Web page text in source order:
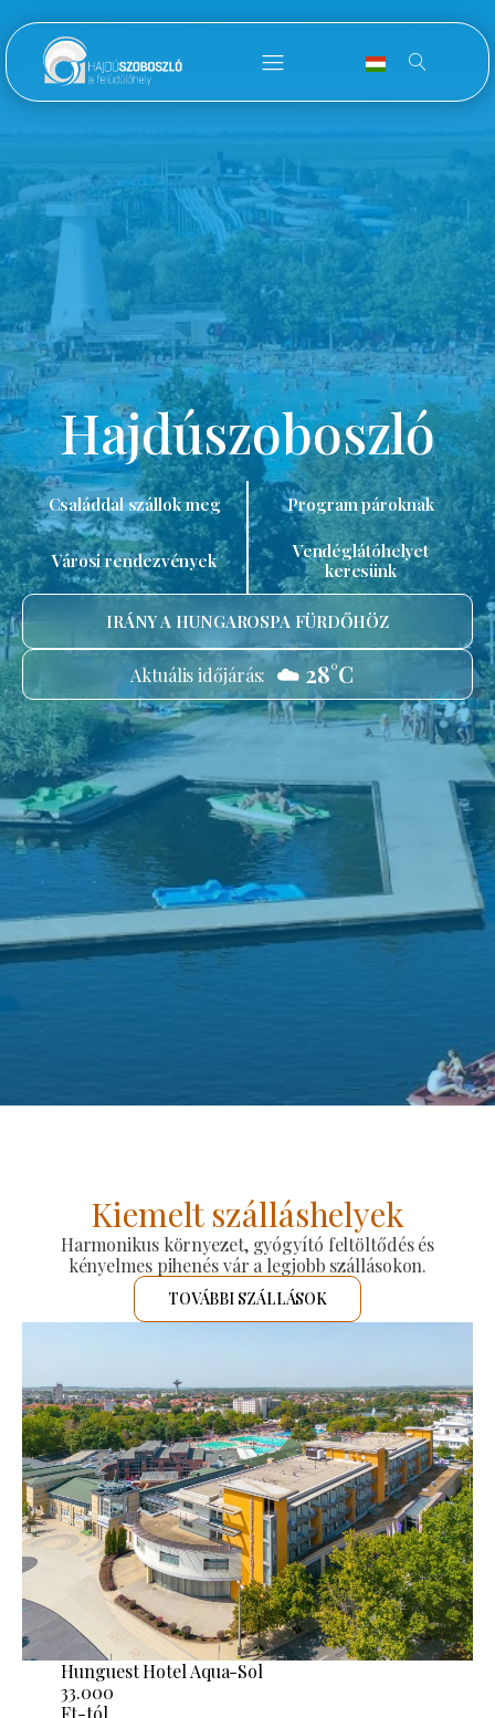
Hajdúszoboszló
Családdal szállok meg Program pároknak
Városi rendezvények
Vendéglátóhelyet
keresünk
IRÁNY A HUNGAROSPA FÜRDŐHÖZ
Aktuális időjárás: ☁️ 28°C
Kiemelt szálláshelyek
Harmonikus környezet, gyógyító feltöltődés és
kényelmes pihenés vár a legjobb szállásokon.
TOVÁBBI SZÁLLÁSOK
Hunguest Hotel Aqua-Sol
33.000
Ft-tól